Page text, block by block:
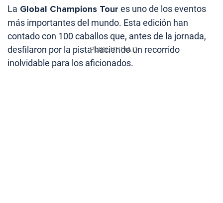
La Global Champions Tour es uno de los eventos
más importantes del mundo. Esta edición han
contado con 100 caballos que, antes de la jornada,
desfilaron por la pista haciendo un recorrido
inolvidable para los aficionados.